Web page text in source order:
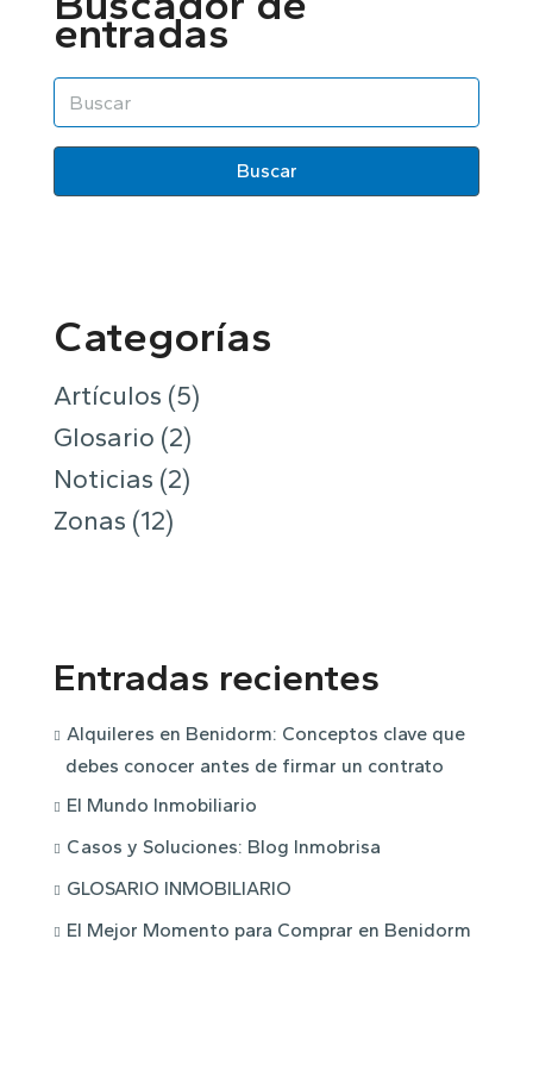
entradas
Buscar
Categorías
Artículos (5)
Glosario (2)
Noticias (2)
Zonas (12)
Entradas recientes
Alquileres en Benidorm: Conceptos clave que
debes conocer antes de firmar un contrato
El Mundo Inmobiliario
Casos y Soluciones: Blog Inmobrisa
GLOSARIO INMOBILIARIO
El Mejor Momento para Comprar en Benidorm